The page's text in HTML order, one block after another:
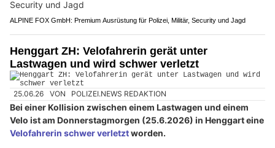
ALPINE FOX GmbH: Premium Ausrüstung für Polizei, Militär, Security und Jagd
Henggart ZH: Velofahrerin gerät unter
Lastwagen und wird schwer verletzt
25.06.26 VON POLIZEI.NEWS REDAKTION
Bei einer Kollision zwischen einem Lastwagen und einem
Velo ist am Donnerstagmorgen (25.6.2026) in Henggart eine
Velofahrerin schwer verletztworden.